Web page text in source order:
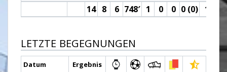
14 8 6 748′ 1 0 0 0 (0) 1 0
LETZTE BEGEGNUNGEN
Datum Ergebnis